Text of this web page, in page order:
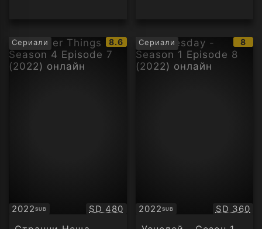
Сериали
IMDb
рейтинг:
8.6
2022SUB
Субтитри Качество:
SD 480
Сериали 8
2022SUB
Субтитри SD 360